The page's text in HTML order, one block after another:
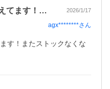
安いのに肌にも問題なく使えてます！また… 2026/1/17
agx********さん
す！またストックなくな